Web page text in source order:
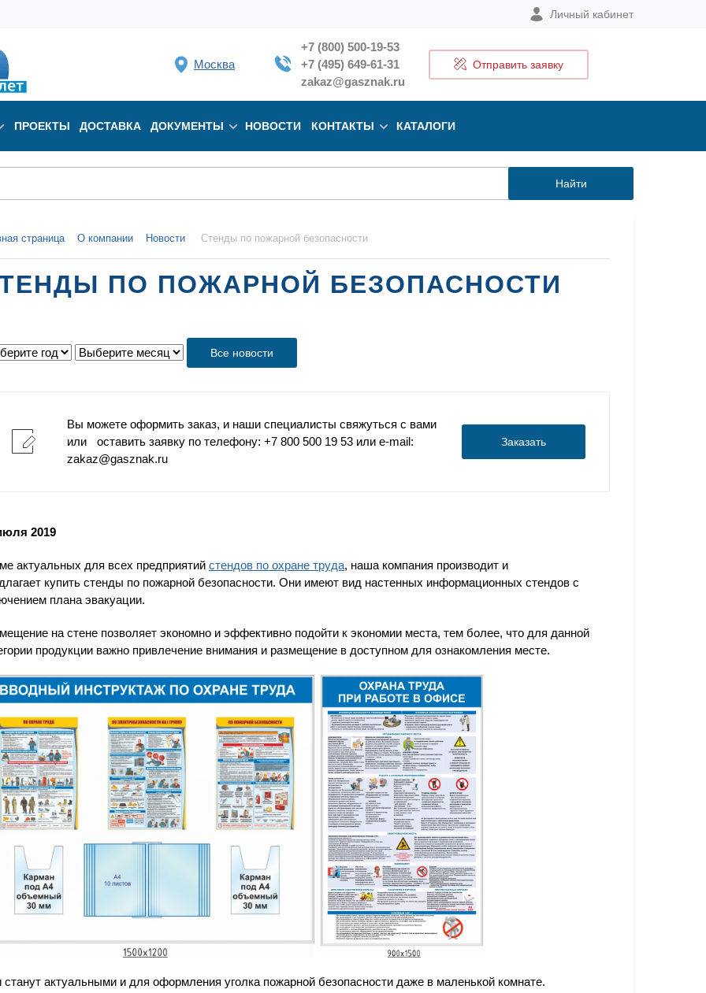
Личный кабинет
Москва
+7 (800) 500-19-53
+7 (495) 649-61-31
zakaz@gasznak.ru
Отправить заявку
ПРОЕКТЫ ДОСТАВКА ДОКУМЕНТЫ НОВОСТИ КОНТАКТЫ КАТАЛОГИ
Найти
страница О компании Новости Стенды по пожарной безопасности
ПО ПОЖАРНОЙ БЕЗОПАСНОСТИ
Все новости
Вы можете оформить заказ, и наши специалисты свяжуться с вами
или оставить заявку по телефону: +7 800 500 19 53 или e-mail:
zakaz@gasznak.ru
Заказать
2019
актуальных для всех предприятий стендов по охране труда, наша компания производит и
купить стенды по пожарной безопасности. Они имеют вид настенных информационных стендов с
плана эвакуации.
на стене позволяет экономно и эффективно подойти к экономии места, тем более, что для данной
продукции важно привлечение внимания и размещение в доступном для ознакомления месте.
актуальными и для оформления уголка пожарной безопасности даже в маленькой комнате.